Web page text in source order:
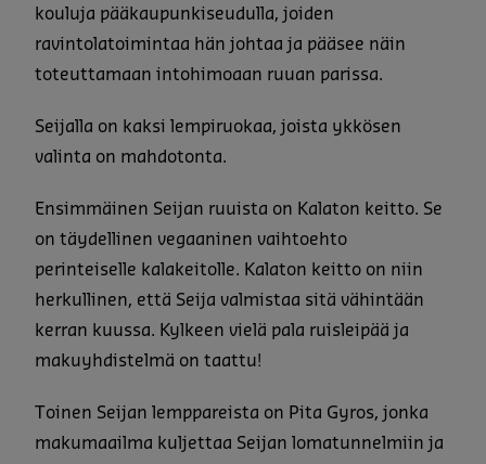
kouluja pääkaupunkiseudulla, joiden
ravintolatoimintaa hän johtaa ja pääsee näin
toteuttamaan intohimoaan ruuan parissa.
Seijalla on kaksi lempiruokaa, joista ykkösen
valinta on mahdotonta.
Ensimmäinen Seijan ruuista on Kalaton keitto. Se
on täydellinen vegaaninen vaihtoehto
perinteiselle kalakeitolle. Kalaton keitto on niin
herkullinen, että Seija valmistaa sitä vähintään
kerran kuussa. Kylkeen vielä pala ruisleipää ja
makuyhdistelmä on taattu!
Toinen Seijan lemppareista on Pita Gyros, jonka
makumaailma kuljettaa Seijan lomatunnelmiin ja